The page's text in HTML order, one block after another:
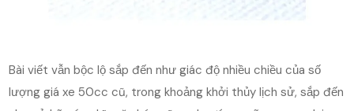
Bài viết vẫn bộc lộ sắp đến như giác độ nhiều chiều của số
lượng giá xe 50cc cũ, trong khoảng khởi thủy lịch sử, sắp đến